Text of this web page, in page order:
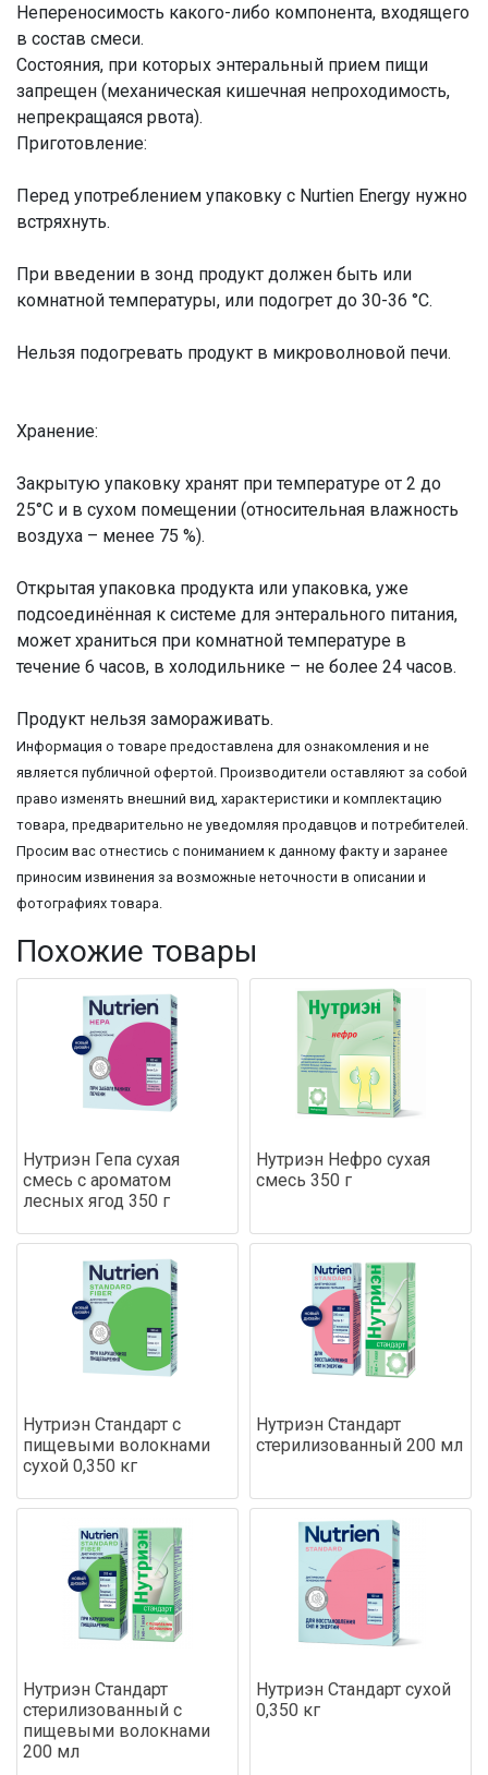
Непереносимость какого-либо компонента, входящего
в состав смеси.
Состояния, при которых энтеральный прием пищи
запрещен (механическая кишечная непроходимость,
непрекращаяся рвота).
Приготовление:
Перед употреблением упаковку с Nurtien Energy нужно
встряхнуть.
При введении в зонд продукт должен быть или
комнатной температуры, или подогрет до 30-36 °С.
Нельзя подогревать продукт в микроволновой печи.
Хранение:
Закрытую упаковку хранят при температуре от 2 до
25°С и в сухом помещении (относительная влажность
воздуха – менее 75 %).
Открытая упаковка продукта или упаковка, уже
подсоединённая к системе для энтерального питания,
может храниться при комнатной температуре в
течение 6 часов, в холодильнике – не более 24 часов.
Продукт нельзя замораживать.
Информация о товаре предоставлена для ознакомления и не
является публичной офертой. Производители оставляют за собой
право изменять внешний вид, характеристики и комплектацию
товара, предварительно не уведомляя продавцов и потребителей.
Просим вас отнестись с пониманием к данному факту и заранее
приносим извинения за возможные неточности в описании и
фотографиях товара.
Похожие товары
Нутриэн Гепа сухая
смесь с ароматом
лесных ягод 350 г
Нутриэн Нефро сухая
смесь 350 г
Нутриэн Стандарт с
пищевыми волокнами
сухой 0,350 кг
Нутриэн Стандарт
стерилизованный 200 мл
Нутриэн Стандарт
стерилизованный с
пищевыми волокнами
200 мл
Нутриэн Стандарт сухой
0,350 кг